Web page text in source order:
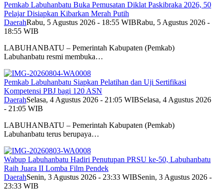
Pemkab Labuhanbatu Buka Pemusatan Diklat Paskibraka 2026, 50
Pelajar Disiapkan Kibarkan Merah Putih
DaerahRabu, 5 Agustus 2026 - 18:55 WIBRabu, 5 Agustus 2026 -
18:55 WIB
LABUHANBATU – Pemerintah Kabupaten (Pemkab)
Labuhanbatu resmi membuka…
Pemkab Labuhanbatu Siapkan Pelatihan dan Uji Sertifikasi
Kompetensi PBJ bagi 120 ASN
DaerahSelasa, 4 Agustus 2026 - 21:05 WIBSelasa, 4 Agustus 2026
- 21:05 WIB
LABUHANBATU – Pemerintah Kabupaten (Pemkab)
Labuhanbatu terus berupaya…
Wabup Labuhanbatu Hadiri Penutupan PRSU ke-50, Labuhanbatu
Raih Juara II Lomba Film Pendek
DaerahSenin, 3 Agustus 2026 - 23:33 WIBSenin, 3 Agustus 2026 -
23:33 WIB